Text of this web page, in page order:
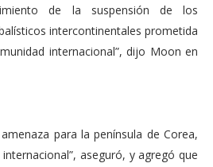
de la suspensión de los
intercontinentales prometida
internacional”, dijo Moon en
para la península de Corea,
aseguró, y agregó que